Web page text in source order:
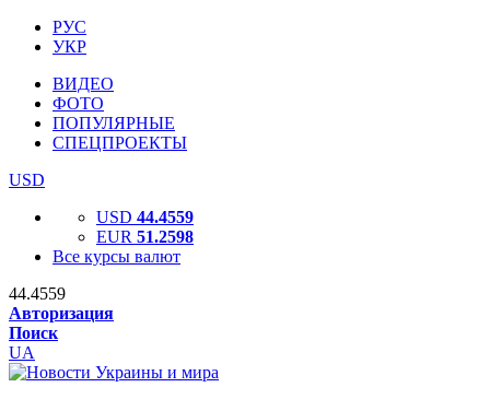
РУС
УКР
ВИДЕО
ФОТО
ПОПУЛЯРНЫЕ
СПЕЦПРОЕКТЫ
USD
USD 44.4559
EUR 51.2598
Все курсы валют
44.4559
Авторизация
Поиск
UA